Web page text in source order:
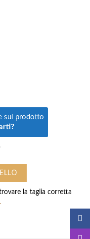
sul prodotto
la taglia corretta
.